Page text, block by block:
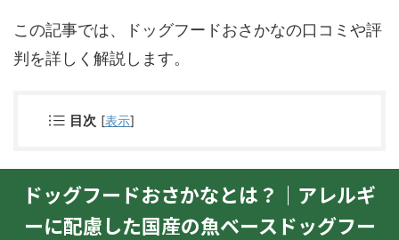
この記事では、ドッグフードおさかなの口コミや評
判を詳しく解説します。
目次 [表示]
ドッグフードおさかなとは？｜アレルギ
ーに配慮した国産の魚ベースドッグフー